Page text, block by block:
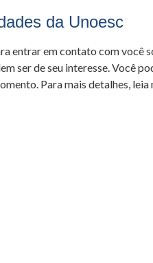
da Unoesc
entrar em contato com você
ser de seu interesse. Você
Para mais detalhes, leia